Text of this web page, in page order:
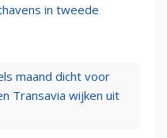
in tweede
maand dicht voor
Transavia wijken uit